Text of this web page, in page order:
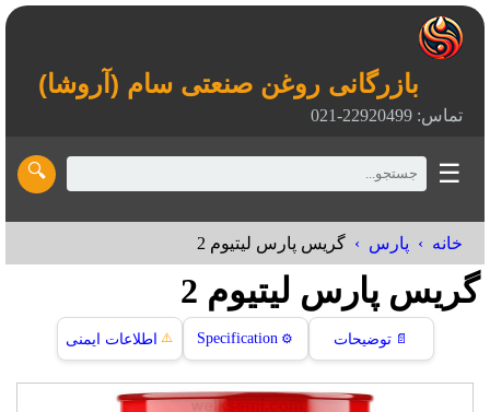
بازرگانی روغن صنعتی سام (آروشا)
تماس: 22920499-021
☰
🔍
خانه پارس گریس پارس ليتيوم 2
گریس پارس ليتيوم 2
📄 توضیحات ⚙️
Specification
⚠️ اطلاعات ایمنی